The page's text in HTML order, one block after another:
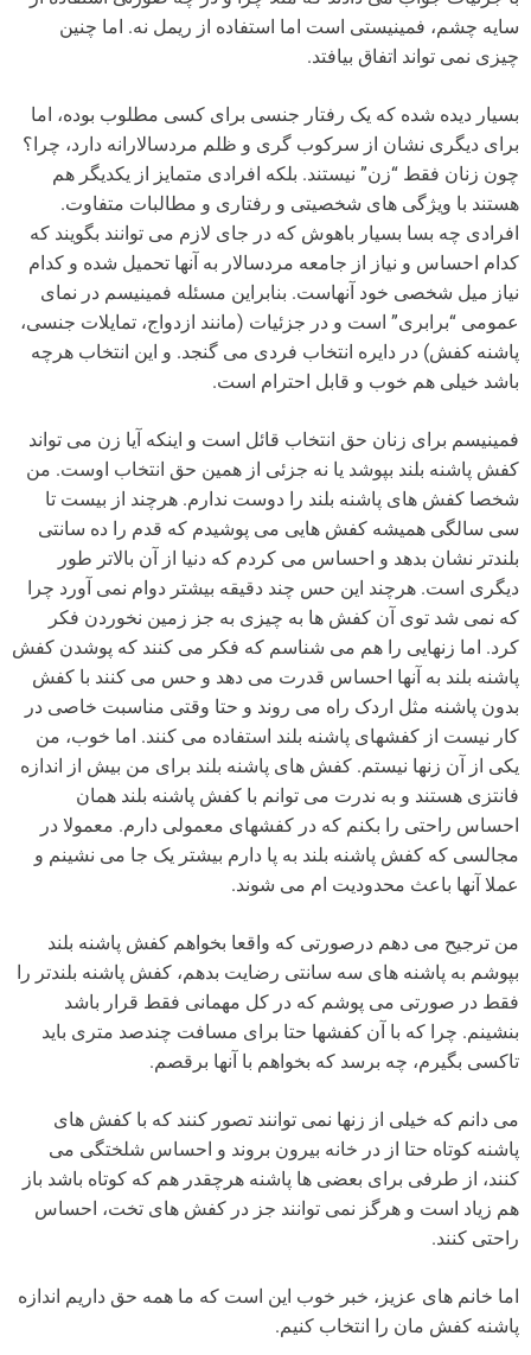
سایه چشم، فمینیستی است اما استفاده از ریمل نه. اما چنین
چیزی نمی تواند اتفاق بیافتد.
بسیار دیده شده که یک رفتار جنسی برای کسی مطلوب بوده، اما
برای دیگری نشان از سرکوب گری و ظلم مردسالارانه دارد، چرا؟
چون زنان فقط “زن” نیستند. بلکه افرادی متمایز از یکدیگر هم
هستند با ویژگی های شخصیتی و رفتاری و مطالبات متفاوت.
افرادی چه بسا بسیار باهوش که در جای لازم می توانند بگویند که
کدام احساس و نیاز از جامعه مردسالار به آنها تحمیل شده و کدام
نیاز میل شخصی خود آنهاست. بنابراین مسئله فمینیسم در نمای
عمومی “برابری” است و در جزئیات (مانند ازدواج، تمایلات جنسی،
پاشنه کفش) در دایره انتخاب فردی می گنجد. و این انتخاب هرچه
باشد خیلی هم خوب و قابل احترام است.
فمینیسم برای زنان حق انتخاب قائل است و اینکه آیا زن می تواند
کفش پاشنه بلند بپوشد یا نه جزئی از همین حق انتخاب اوست. من
شخصا کفش های پاشنه بلند را دوست ندارم. هرچند از بیست تا
سی سالگی همیشه کفش هایی می پوشیدم که قدم را ده سانتی
بلندتر نشان بدهد و احساس می کردم که دنیا از آن بالاتر طور
دیگری است. هرچند این حس چند دقیقه بیشتر دوام نمی آورد چرا
که نمی شد توی آن کفش ها به چیزی به جز زمین نخوردن فکر
کرد. اما زنهایی را هم می شناسم که فکر می کنند که پوشدن کفش
پاشنه بلند به آنها احساس قدرت می دهد و حس می کنند با کفش
بدون پاشنه مثل اردک راه می روند و حتا وقتی مناسبت خاصی در
کار نیست از کفشهای پاشنه بلند استفاده می کنند. اما خوب، من
یکی از آن زنها نیستم. کفش های پاشنه بلند برای من بیش از اندازه
فانتزی هستند و به ندرت می توانم با کفش پاشنه بلند همان
احساس راحتی را بکنم که در کفشهای معمولی دارم. معمولا در
مجالسی که کفش پاشنه بلند به پا دارم بیشتر یک جا می نشینم و
عملا آنها باعث محدودیت ام می شوند.
من ترجیح می دهم درصورتی که واقعا بخواهم کفش پاشنه بلند
بپوشم به پاشنه های سه سانتی رضایت بدهم، کفش پاشنه بلندتر را
فقط در صورتی می پوشم که در کل مهمانی فقط قرار باشد
بنشینم. چرا که با آن کفشها حتا برای مسافت چندصد متری باید
تاکسی بگیرم، چه برسد که بخواهم با آنها برقصم.
می دانم که خیلی از زنها نمی توانند تصور کنند که با کفش های
پاشنه کوتاه حتا از در خانه بیرون بروند و احساس شلختگی می
کنند، از طرفی برای بعضی ها پاشنه هرچقدر هم که کوتاه باشد باز
هم زیاد است و هرگز نمی توانند جز در کفش های تخت، احساس
راحتی کنند.
اما خانم های عزیز، خبر خوب این است که ما همه حق داریم اندازه
پاشنه کفش مان را انتخاب کنیم.